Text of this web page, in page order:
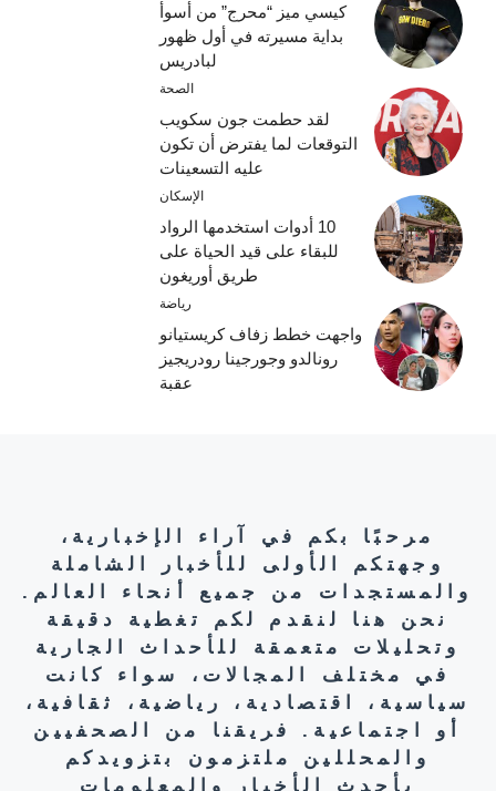
كيسي ميز “محرج” من أسوأ
بداية مسيرته في أول ظهور
لبادريس
الصحة
لقد حطمت جون سكويب
التوقعات لما يفترض أن تكون
عليه التسعينات
الإسكان
10 أدوات استخدمها الرواد
للبقاء على قيد الحياة على
طريق أوريغون
رياضة
واجهت خطط زفاف كريستيانو
رونالدو وجورجينا رودريجيز
عقبة
مرحبًا بكم في آراء الإخبارية،
وجهتكم الأولى للأخبار الشاملة
والمستجدات من جميع أنحاء العالم.
نحن هنا لنقدم لكم تغطية دقيقة
وتحليلات متعمقة للأحداث الجارية
في مختلف المجالات، سواء كانت
سياسية، اقتصادية، رياضية، ثقافية،
أو اجتماعية. فريقنا من الصحفيين
والمحللين ملتزمون بتزويدكم
بأحدث الأخبار والمعلومات